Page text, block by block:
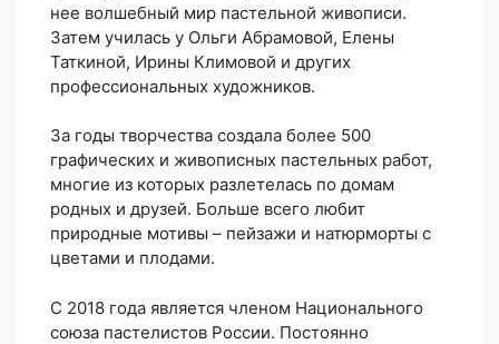
нее волшебный мир пастельной живописи.
Затем училась у Ольги Абрамовой, Елены
Таткиной, Ирины Климовой и других
профессиональных художников.
За годы творчества создала более 500
графических и живописных пастельных работ,
многие из которых разлетелась по домам
родных и друзей. Больше всего любит
природные мотивы – пейзажи и натюрморты с
цветами и плодами.
С 2018 года является членом Национального
союза пастелистов России. Постоянно